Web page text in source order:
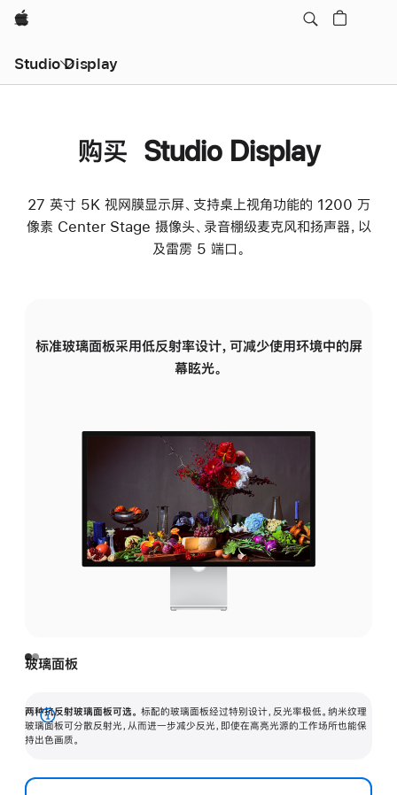
Apple
Studio Display
购买 Studio Display
27 英寸 5K 视网膜显示屏、支持桌上视角功能的 1200 万
像素 Center Stage 摄像头、录音棚级麦克风和扬声器，以
及雷雳 5 端口。
标准玻璃面板采用低反射率设计，可减少使用环境中的屏
幕眩光。
玻璃面板
两种抗反射玻璃面板可选。 标配的玻璃面板经过特别设计，反光率极低。纳米纹理
玻璃面板可分散反射光，从而进一步减少反光，即使在高亮光源的工作场所也能保
持出色画质。
展
开